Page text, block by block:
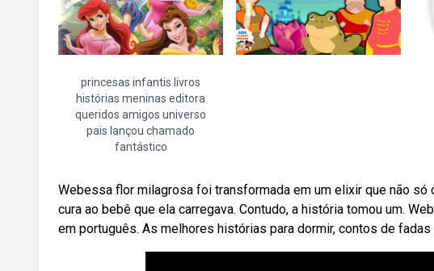
princesas infantis livros
histórias meninas editora
queridos amigos universo
pais lançou chamado
fantástico
Webessa flor milagrosa foi transformada em um elixir que não só
cura ao bebê que ela carregava. Contudo, a história tomou um.
em português. As melhores histórias para dormir, contos de